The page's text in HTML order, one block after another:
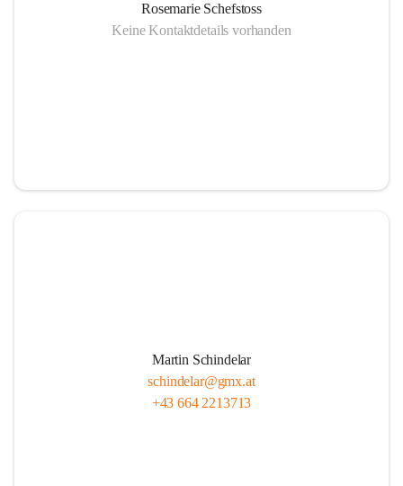
Rosemarie Schefstoss
Keine Kontaktdetails vorhanden
Martin Schindelar
schindelar@gmx.at
+43 664 2213713